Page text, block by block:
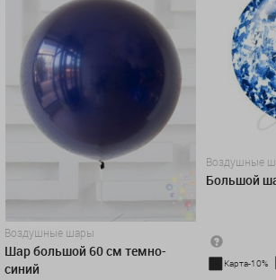
Воздушные шары
Шар большой 60 см темно-
синий
Воздушные
Большой
Карта-10%